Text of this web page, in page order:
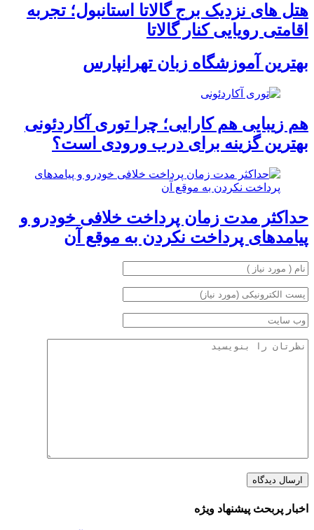
هتل های نزدیک برج گالاتا استانبول؛ تجربه
اقامتی رویایی کنار گالاتا
بهترین آموزشگاه زبان تهرانپارس
هم زیبایی هم کارایی؛ چرا توری آکاردئونی
بهترین گزینه برای درب ورودی است؟
حداکثر مدت زمان پرداخت خلافی خودرو و
پیامدهای پرداخت نکردن به موقع آن
اخبار پربحث پیشنهاد ویژه